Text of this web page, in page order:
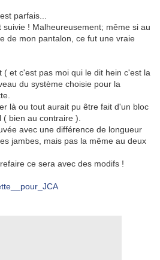
parfais...
! Malheureusement; même si au
de mon pantalon, ce fut une vraie
( et c'est pas moi qui le dit hein c'est la
du système choisie pour la
là ou tout aurait pu être fait d'un bloc
bien au contraire ).
avec une différence de longueur
jambes, mais pas la même au deux
ce sera avec des modifs !